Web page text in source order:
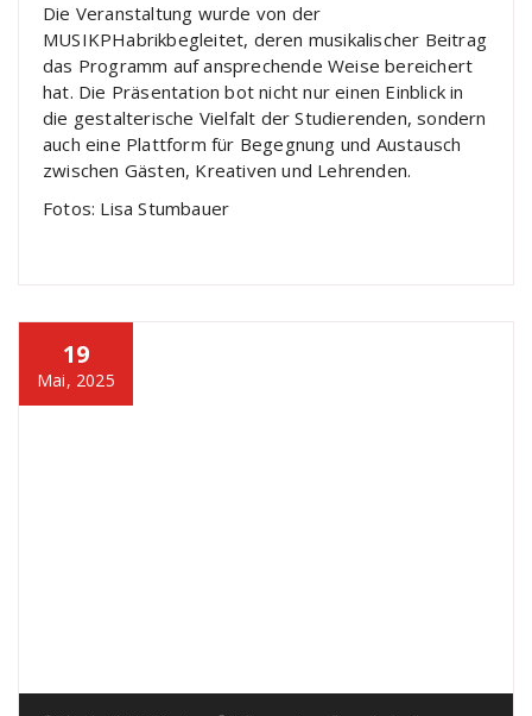
Die Veranstaltung wurde von der
MUSIKPHabrikbegleitet, deren musikalischer Beitrag
das Programm auf ansprechende Weise bereichert
hat. Die Präsentation bot nicht nur einen Einblick in
die gestalterische Vielfalt der Studierenden, sondern
auch eine Plattform für Begegnung und Austausch
zwischen Gästen, Kreativen und Lehrenden.
Fotos: Lisa Stumbauer
19
Mai, 2025